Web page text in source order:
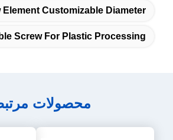
Element Customizable Diameter
Screw For Plastic Processing
محصولات